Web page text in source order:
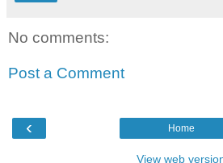
No comments:
Post a Comment
‹ Home
View web